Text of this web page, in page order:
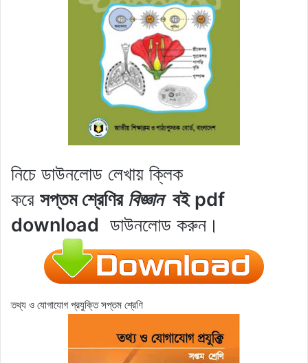
নিচে ডাউনলোড লেখায় ক্লিক
করে সপ্তমশ্রেণিরবিজ্ঞান বই pdf
download ডাউনলোড করুন।
তথ্য ও যোগাযোগ প্রযুক্তি সপ্তম শ্রেণি